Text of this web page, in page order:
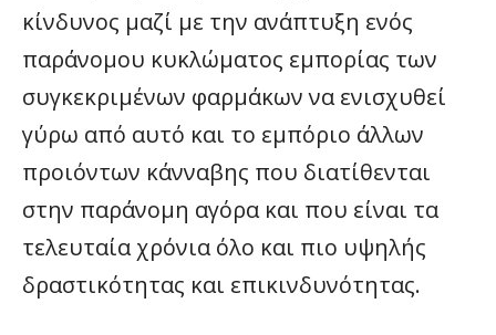
κίνδυνος μαζί με την ανάπτυξη ενός
παράνομου κυκλώματος εμπορίας των
συγκεκριμένων φαρμάκων να ενισχυθεί
γύρω από αυτό και το εμπόριο άλλων
προιόντων κάνναβης που διατίθενται
στην παράνομη αγόρα και που είναι τα
τελευταία χρόνια όλο και πιο υψηλής
δραστικότητας και επικινδυνότητας.